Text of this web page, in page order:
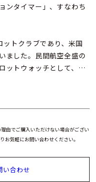
ンタイマー」、すなわち
トクラブであり、米国
ました。民間航空全盛の
ットウォッチとして、航
の手首に装着され、宇
ールといった当時のセレ
は機能とスタイルを兼ね
由でご購入いただけない場合がござい
お気軽にお問い合わせください。
い合わせ